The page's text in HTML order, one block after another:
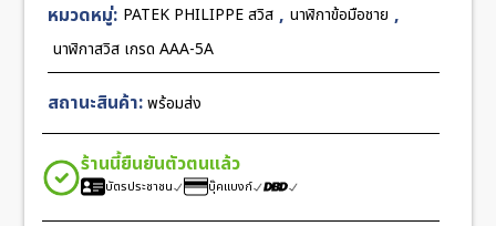
40mm
Leather
Strap
ZF
Swiss
ชิ้น
หมวดหมู่: PATEK PHILIPPE สวิส , นาฬิกาข้อมือชาย ,
นาฬิกาสวิส เกรด AAA-5A
สถานะสินค้า:พร้อมส่ง
ร้านนี้ยืนยันตัวตนแล้ว
บัตรประชาชน บุ๊คแบงก์